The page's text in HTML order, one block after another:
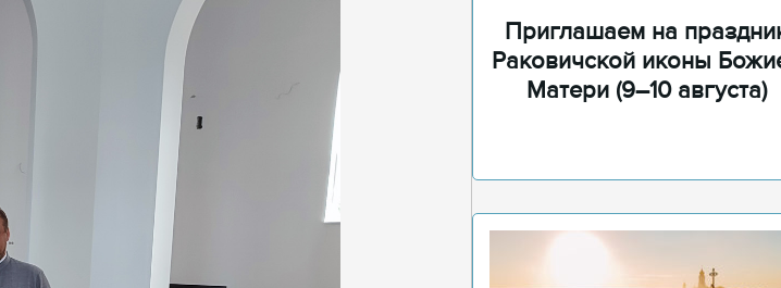
Приглашаем на
Раковичской иконы
Матери (9–10 августа)